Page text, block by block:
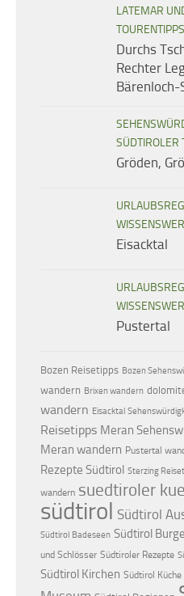
LATEMAR
TOURENTIPPS
Durchs
Rechter
Bärenloch-
SÜDTIROLER
Gröden,
Eisacktal
Pustertal
Bozen Reisetipps Bozen
wandern Brixen wandern
wandern Eisacktal
Reisetipps Meran
Meran wandern Pustertal
Rezepte Südtirol Sterzing
wandern suedtiroler
südtirol Südtirol
Südtirol Badeseen Südtirol
und Schlösser Südtiroler Rezepte
Südtirol Kirchen Südtirol Küche